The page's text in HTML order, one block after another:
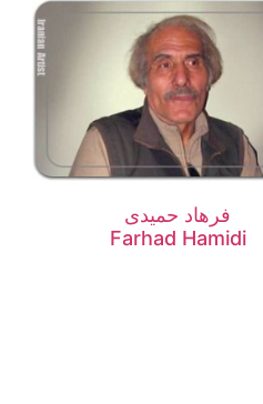
فرهاد حمیدی
Farhad Hamidi